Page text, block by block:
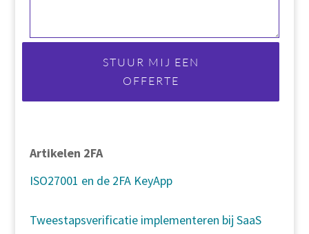
STUUR MIJ EEN
OFFERTE
Artikelen 2FA
ISO27001 en de 2FA KeyApp
Tweestapsverificatie implementeren bij SaaS